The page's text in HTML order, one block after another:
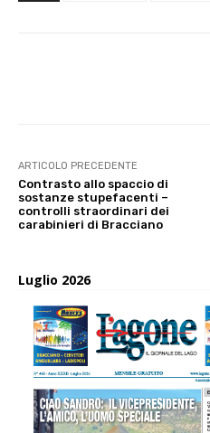
ARTICOLO PRECEDENTE
Contrasto allo spaccio di
sostanze stupefacenti –
controlli straordinari dei
carabinieri di Bracciano
Luglio 2026